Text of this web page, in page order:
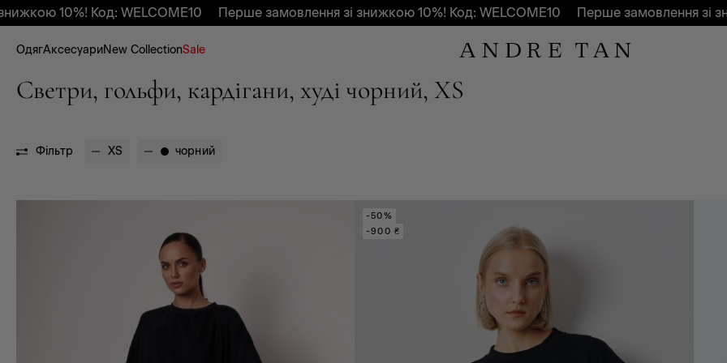
10%! Код: WELCOME10 Перше замовлення зі знижкою 10%! Код: WELCOME10 Перше замовлення зі
ОдягАксесуариNew CollectionSale
Светри, гольфи, кардігани, худі чорний, XS
Фільтр XS чорний
-50%
-900 ₴